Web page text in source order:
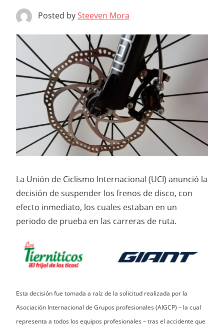
Posted bySteeven Mora
La Unión de Ciclismo Internacional (UCI) anunció la
decisión de suspender los frenos de disco, con
efecto inmediato, los cuales estaban en un
periodo de prueba en las carreras de ruta.
Esta decisión fue tomada a raíz de la solicitud realizada por la
Asociación Internacional de Grupos profesionales (AIGCP) – la cual
representa a todos los equipos profesionales – tras el accidente que